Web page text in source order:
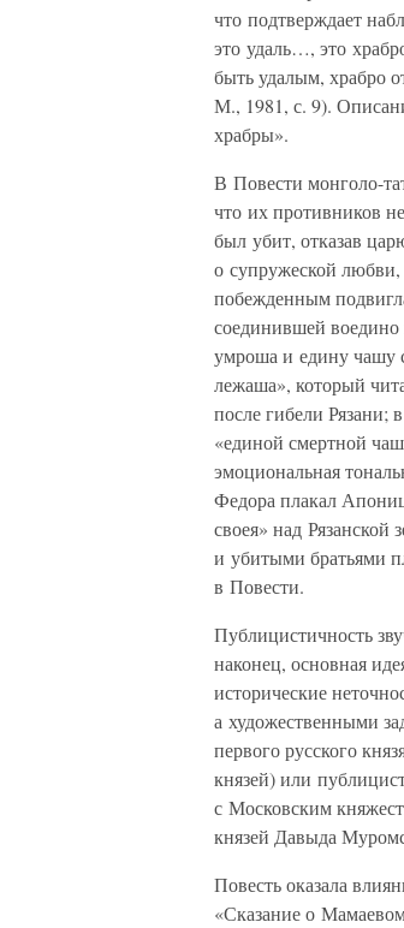
что подтверждает
это удаль…, это
быть удалым, храбро
М., 1981, с. 9).
храбры».
В Повести монголо-
что их противников
был убит, отказав
о супружеской любви,
побежденным
соединившей воедино
умроша и едину чашу
лежаша», который
после гибели Рязани;
«единой смертной
эмоциональная
Федора плакал
своея» над
и убитыми братьями
в Повести.
Публицистичность
наконец, основная
исторические
а художественными
первого русского
князей) или
с Московским
князей Давыда
Повесть оказала
«Сказание о